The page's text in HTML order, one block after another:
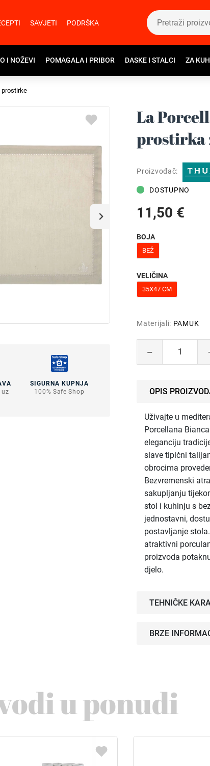
SAVJETI PODRŠKA
I NOŽEVI POMAGALA I PRIBOR DASKE I STALCI ZA
prostirke
uz
SIGURNA KUPNJA
100% Safe Shop
La
prostirka
Proizvođač:
DOSTUPNO
11,50 €
BOJA
BEŽ
VELIČINA
35X47 CM
Materijali: PAMUK
OPIS
Uživajte u
Porcellana
eleganciju
slave tipični
obrocima
Bezvremenski
sakupljanju
stol i kuhinju s
jednostavni,
postavljanje
atraktivni
proizvoda
djelo.
TEHNIČKE
BRZE
u ponudi